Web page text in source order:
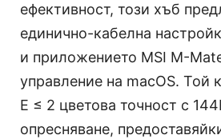
ефективност, този хъб
единично-кабелна
и приложението MSI M-
управление на macOS. Той
E ≤ 2 цветова точност с
опресняване,